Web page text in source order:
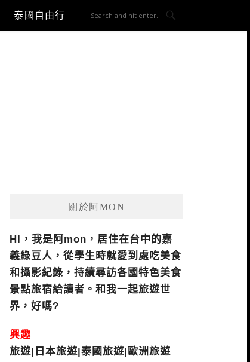
泰國自由行
關於阿MON
HI，我是阿mon，居住在台中的嘉
義綠豆人，從學生時就愛到處吃美食
和攝影紀錄，持續尋訪各國特色美食
景點旅宿給讀者。和我一起旅遊世
界，好嗎?
興趣
旅遊|日本旅遊|泰國旅遊|歐洲旅遊